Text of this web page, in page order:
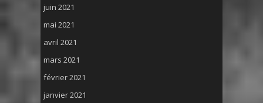
juin 2021
mai 2021
avril 2021
mars 2021
février 2021
janvier 2021